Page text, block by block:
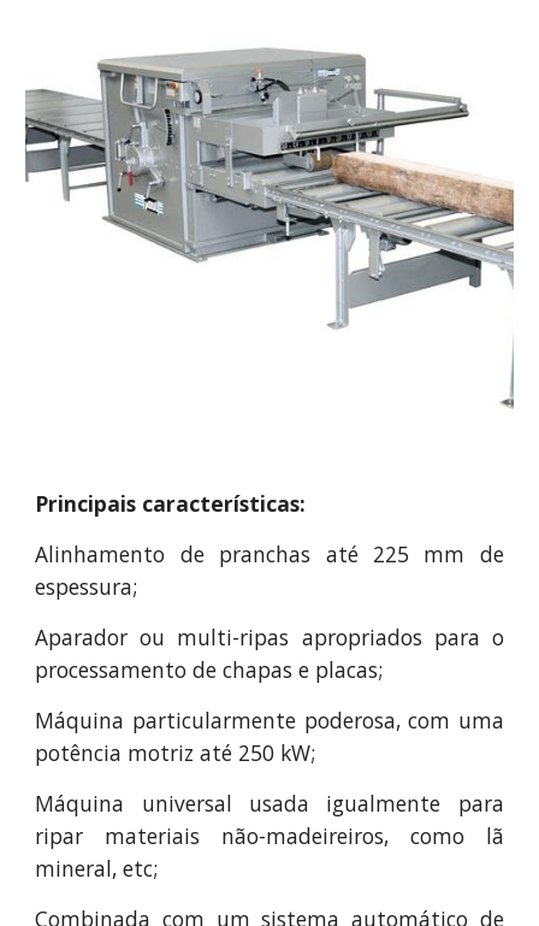
Principais características:
Alinhamento de pranchas até 225 mm de
espessura;
Aparador ou multi-ripas apropriados para o
processamento de chapas e placas;
Máquina particularmente poderosa, com uma
potência motriz até 250 kW;
Máquina universal usada igualmente para
ripar materiais não-madeireiros, como lã
mineral, etc;
Combinada com um sistema automático de